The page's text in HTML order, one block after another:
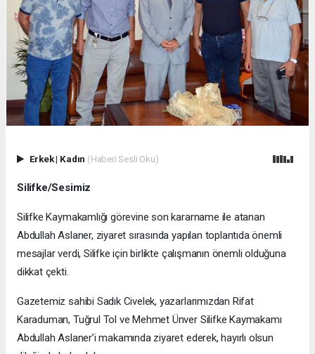
Erkek| Kadın (Haberi Sesli Oku)
Silifke/Sesimiz
Silifke Kaymakamlığı görevine son kararname ile atanan
Abdullah Aslaner, ziyaret sırasında yapılan toplantıda önemli
mesajlar verdi, Silifke için birlikte çalışmanın önemli olduğuna
dikkat çekti.
Gazetemiz sahibi Sadık Civelek, yazarlarımızdan Rifat
Karaduman, Tuğrul Tol ve Mehmet Ünver Silifke Kaymakamı
Abdullah Aslaner’i makamında ziyaret ederek, hayırlı olsun